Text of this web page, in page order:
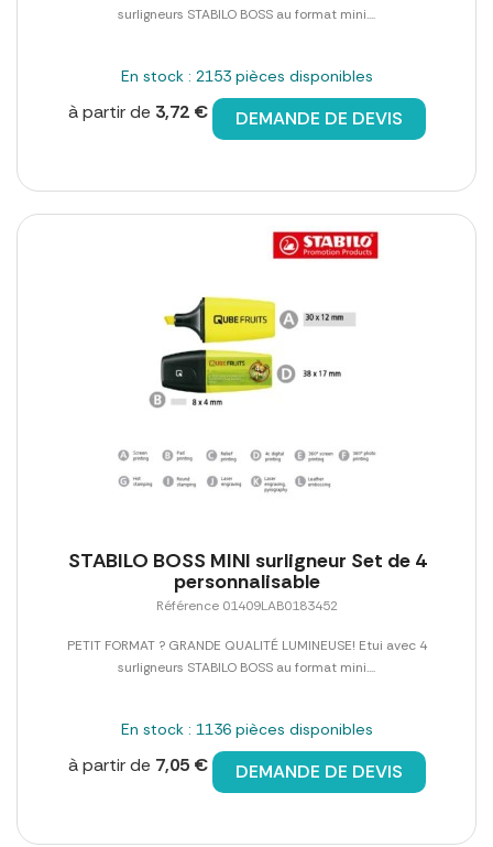
surligneurs STABILO BOSS au format mini....
En stock : 2153 pièces disponibles
à partir de 3,72 € DEMANDE DE DEVIS
STABILO BOSS MINI surligneur Set de 4
personnalisable
Référence 01409LAB0183452
PETIT FORMAT ? GRANDE QUALITÉ LUMINEUSE! Etui avec 4
surligneurs STABILO BOSS au format mini....
En stock : 1136 pièces disponibles
à partir de 7,05 € DEMANDE DE DEVIS